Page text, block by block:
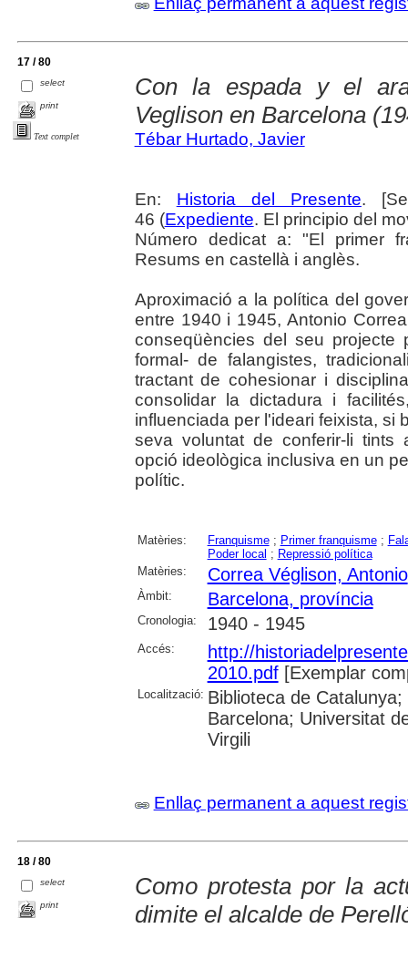
17 / 80
select
print
Text complet
Con la espada y el
Veglison en Barcelona
Tébar Hurtado, Javier
En: Historia del Presente.
46 (Expediente. El principio del
Número dedicat a: "El primer
Resums en castellà i anglès.
Aproximació a la política del
entre 1940 i 1945, Antonio
conseqüències del seu projecte
formal- de falangistes,
tractant de cohesionar i
consolidar la dictadura i
influenciada per l'ideari feixista, si
seva voluntat de conferir-li tints
opció ideològica inclusiva en un
polític.
Matèries: Franquisme; Primer franquisme;
Poder local ; Repressió política
Matèries:
Correa Véglison, Antonio
Àmbit: Barcelona, província
Cronologia: 1940 - 1945
Accés:
http://
2010.pdf[Exemplar
Localització: Biblioteca de
Barcelona; Universitat
Virgili
Enllaç permanent a aquest
18 / 80
select
print
Como protesta por la
dimite el alcalde de